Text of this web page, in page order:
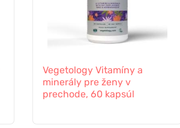
Vegetology Vitamíny a
minerály pre ženy v
prechode, 60 kapsúl